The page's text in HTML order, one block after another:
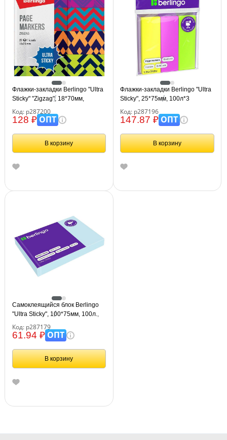
Флажки-закладки Berlingo "Ultra
Sticky" "Zigzag", 18*70мм,
дизайном, 25л*4 блока
Код: р287200
128 ₽ОПТ
В корзину
Флажки-закладки Berlingo "Ultra
Sticky", 25*75мм, 100л*3
Код: р287196
147.87 ₽ОПТ
В корзину
Самоклеящийся блок Berlingo
"Ultra Sticky", 100*75мм, 100л.,
Код: р287179
61.94 ₽ОПТ
В корзину